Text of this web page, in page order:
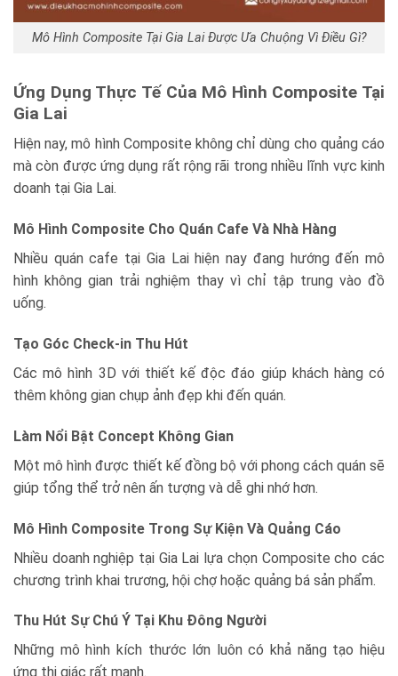
Mô Hình Composite Tại Gia Lai Được Ưa Chuộng Vì Điều Gì?
Ứng Dụng Thực Tế Của Mô Hình Composite Tại
Gia Lai
Hiện nay, mô hình Composite không chỉ dùng cho quảng cáo
mà còn được ứng dụng rất rộng rãi trong nhiều lĩnh vực kinh
doanh tại Gia Lai.
Mô Hình Composite Cho Quán Cafe Và Nhà Hàng
Nhiều quán cafe tại Gia Lai hiện nay đang hướng đến mô
hình không gian trải nghiệm thay vì chỉ tập trung vào đồ
uống.
Tạo Góc Check-in Thu Hút
Các mô hình 3D với thiết kế độc đáo giúp khách hàng có
thêm không gian chụp ảnh đẹp khi đến quán.
Làm Nổi Bật Concept Không Gian
Một mô hình được thiết kế đồng bộ với phong cách quán sẽ
giúp tổng thể trở nên ấn tượng và dễ ghi nhớ hơn.
Mô Hình Composite Trong Sự Kiện Và Quảng Cáo
Nhiều doanh nghiệp tại Gia Lai lựa chọn Composite cho các
chương trình khai trương, hội chợ hoặc quảng bá sản phẩm.
Thu Hút Sự Chú Ý Tại Khu Đông Người
Những mô hình kích thước lớn luôn có khả năng tạo hiệu
ứng thị giác rất mạnh.